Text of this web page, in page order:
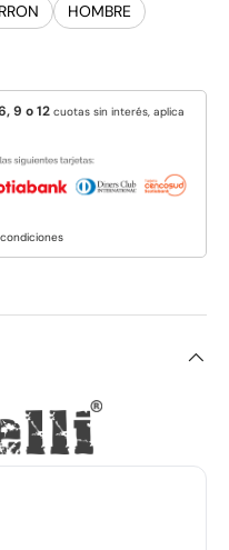
HOMBRE
9 o 12 cuotas sin interés, aplica